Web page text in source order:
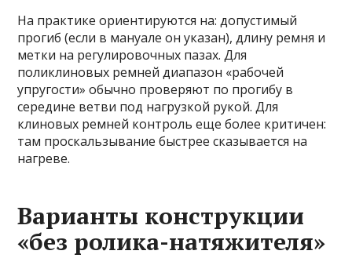
На практике ориентируются на: допустимый
прогиб (если в мануале он указан), длину ремня и
метки на регулировочных пазах. Для
поликлиновых ремней диапазон «рабочей
упругости» обычно проверяют по прогибу в
середине ветви под нагрузкой рукой. Для
клиновых ремней контроль еще более критичен:
там проскальзывание быстрее сказывается на
нагреве.
Варианты конструкции
«без ролика-натяжителя»